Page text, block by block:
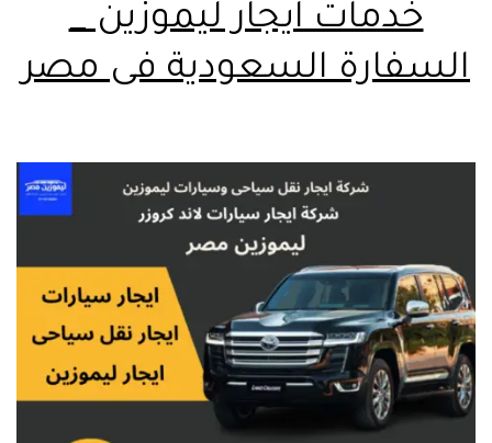
خدمات ايجار ليموزين _
السفارة السعودية فى مصر